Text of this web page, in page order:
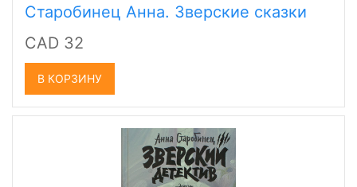
Старобинец Анна. Зверские сказки
CAD 32
В КОРЗИНУ